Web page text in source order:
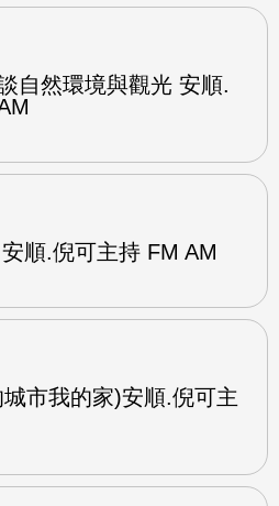
自然環境與觀光 安順.
順.倪可主持 FM AM
市我的家)安順.倪可主